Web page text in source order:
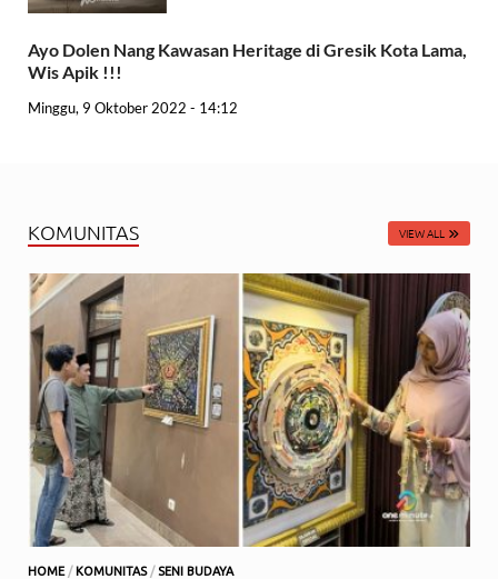
Ayo Dolen Nang Kawasan Heritage di Gresik Kota Lama,
Wis Apik !!!
Minggu, 9 Oktober 2022 - 14:12
KOMUNITAS VIEW ALL
HOME / KOMUNITAS/ SENI BUDAYA